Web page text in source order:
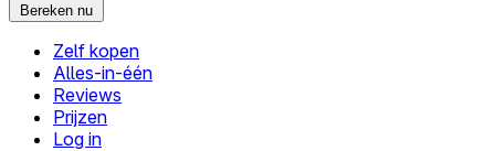
Bereken nu
Zelf kopen
Alles-in-één
Reviews
Prijzen
Log in